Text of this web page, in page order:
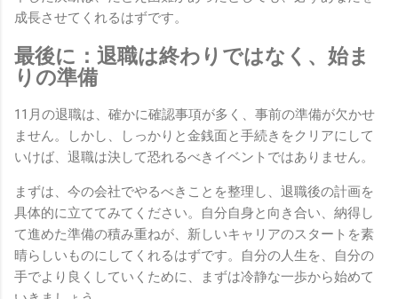
成長させてくれるはずです。
最後に：退職は終わりではなく、始ま
りの準備
11月の退職は、確かに確認事項が多く、事前の準備が欠かせ
ません。しかし、しっかりと金銭面と手続きをクリアにして
いけば、退職は決して恐れるべきイベントではありません。
まずは、今の会社でやるべきことを整理し、退職後の計画を
具体的に立ててみてください。自分自身と向き合い、納得し
て進めた準備の積み重ねが、新しいキャリアのスタートを素
晴らしいものにしてくれるはずです。自分の人生を、自分の
手でより良くしていくために、まずは冷静な一歩から始めて